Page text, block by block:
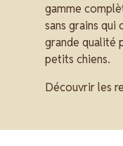
gamme
sans grains
grande qualité
petits chiens.
Découvrir les